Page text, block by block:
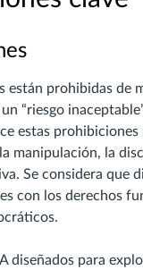
están prohibidas de
“riesgo
estas prohibiciones
manipulación, la
Se considera que
con los derechos
diseñados para